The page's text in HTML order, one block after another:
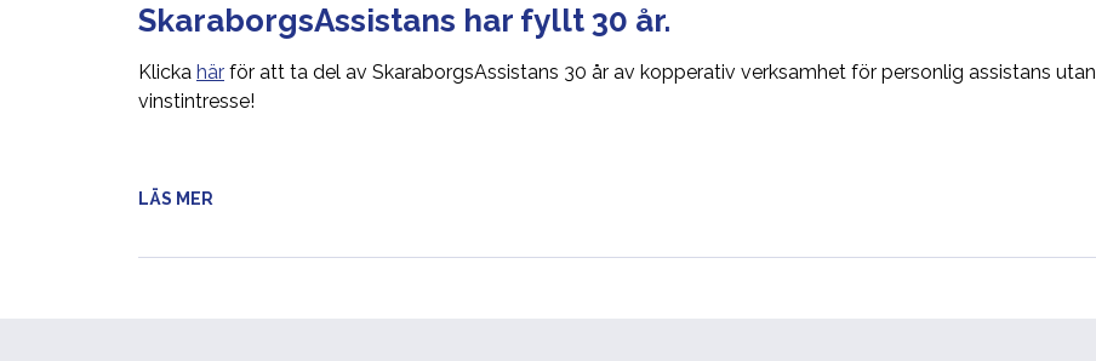
SkaraborgsAssistans har fyllt 30 år.
Klicka här för att ta del av SkaraborgsAssistans 30 år av kopperativ verksamhet för personlig assistans utan
vinstintresse!
LÄS MER